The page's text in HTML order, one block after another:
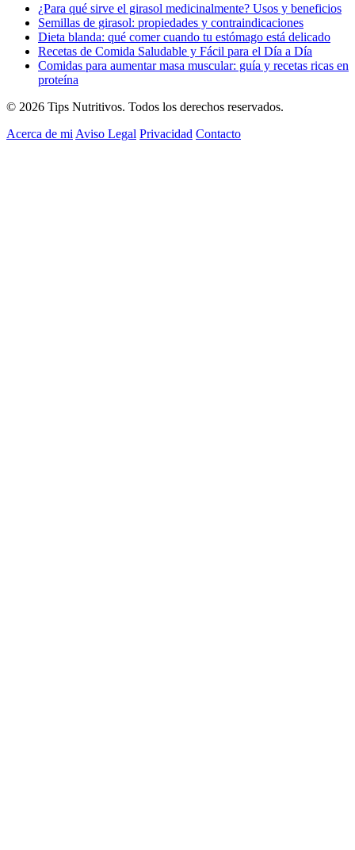
¿Para qué sirve el girasol medicinalmente? Usos y beneficios
Semillas de girasol: propiedades y contraindicaciones
Dieta blanda: qué comer cuando tu estómago está delicado
Recetas de Comida Saludable y Fácil para el Día a Día
Comidas para aumentar masa muscular: guía y recetas ricas en
proteína
© 2026 Tips Nutritivos. Todos los derechos reservados.
Acerca de mi Aviso Legal Privacidad Contacto